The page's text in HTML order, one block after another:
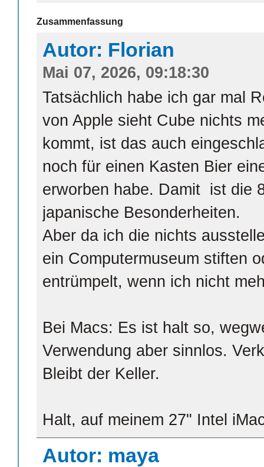
Zusammenfassung
Autor: Florian
Mai 07, 2026, 09:18:30
Tatsächlich habe ich gar mal
von Apple sieht Cube nichts
kommt, ist das auch
noch für einen Kasten Bier
erworben habe. Damit ist die
japanische Besonderheiten.
Aber da ich die nichts
ein Computermuseum stiften
entrümpelt, wenn ich nicht
Bei Macs: Es ist halt so,
Verwendung aber sinnlos.
Bleibt der Keller.
Halt, auf meinem 27" Intel
Autor: maya